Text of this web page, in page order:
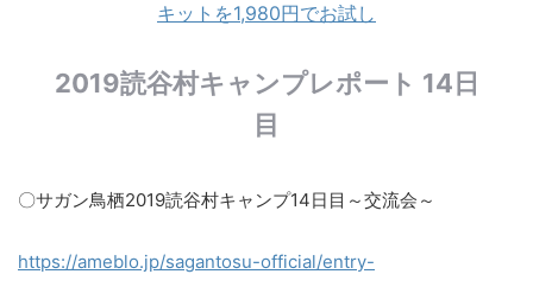
キットを1,980円でお試し
2019読谷村キャンプレポート 14日
目
〇サガン鳥栖2019読谷村キャンプ14日目～交流会～​
https://ameblo.jp/sagantosu-official/entry-